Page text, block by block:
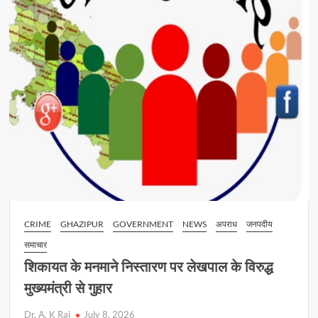
कुर्क
CRIME GHAZIPUR GOVERNMENT NEWS अपराध
जनपदीय
समाचार
शिकायत के मनमाने निस्तारण पर लेखपाल के विरुद्ध
मुख्यमंत्री से गुहार
Dr. A. K Rai July 8, 2026